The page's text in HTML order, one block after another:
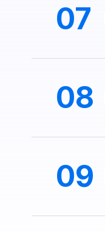
07
08
09